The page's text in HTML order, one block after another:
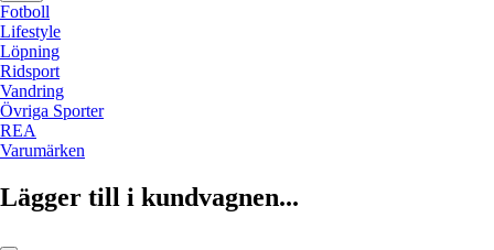
Fotboll
Lifestyle
Löpning
Ridsport
Vandring
Övriga Sporter
REA
Varumärken
Lägger till i kundvagnen...